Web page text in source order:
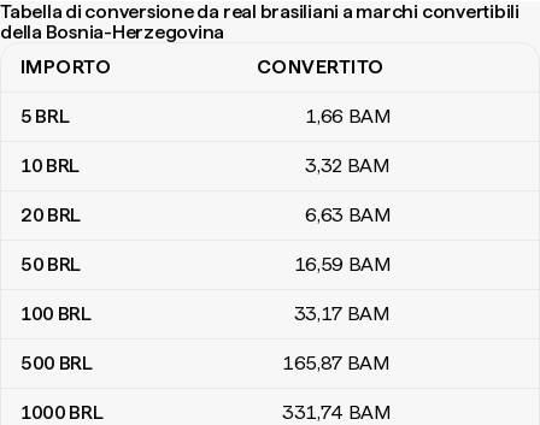
Tabella di conversione da real brasiliani a marchi convertibili
della Bosnia-Herzegovina
Tabella di conversione da real brasiliani a marchi convertibili
IMPORTO CONVERTITO
5 BRL 1,66 BAM
10 BRL 3,32 BAM
20 BRL 6,63 BAM
50 BRL 16,59 BAM
100 BRL 33,17 BAM
500 BRL 165,87 BAM
1000 BRL 331,74 BAM